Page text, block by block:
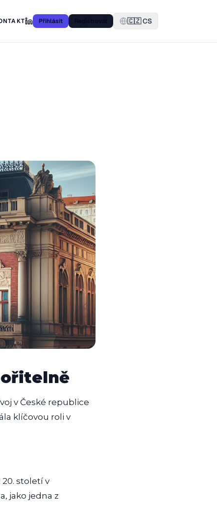
Přihlásit 🇨🇿 CS
v České republice
klíčovou roli v
století v
jako jedna z